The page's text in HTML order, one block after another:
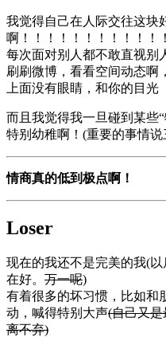
我觉得自己在人际交往这块
啊！！！！！！！！！！！
每次面对别人都不敢直视别
刷刷微博，看看空间动态啊
上面没有眼睛，和你的目光
而且我觉得我一旦碰到某些
特别幼稚啊！(重要的事情
情商真的低到极点啊！
Loser
现在的我还不是完美的我(
在好。 万一呢)
有着很多的坏习惯，比如和
动，喊得特别大声(自己又
离不弃)